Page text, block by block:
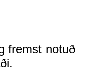
fremst notuð